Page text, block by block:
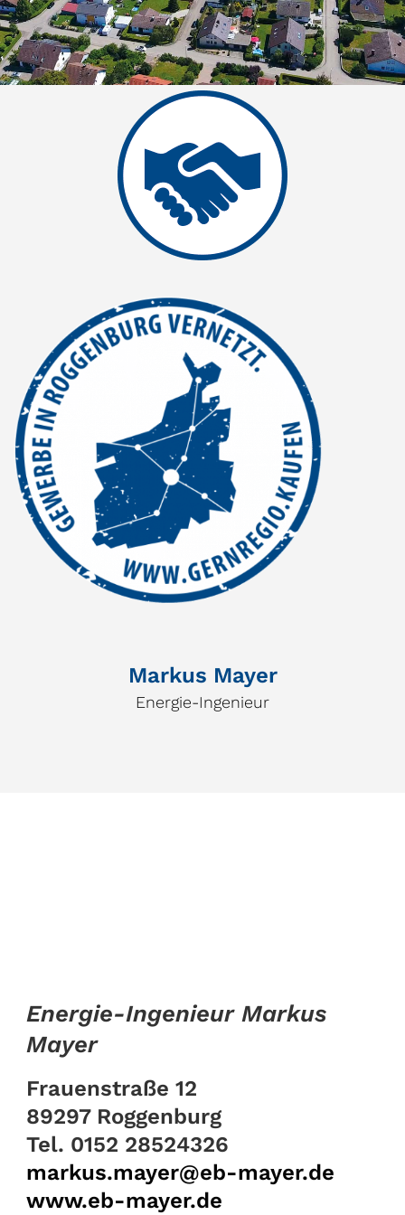
Markus Mayer
Energie-Ingenieur
Energie-Ingenieur Markus
Mayer
Frauenstraße 12
89297 Roggenburg
Tel. 0152 28524326
markus.mayer@eb-mayer.de
www.eb-mayer.de